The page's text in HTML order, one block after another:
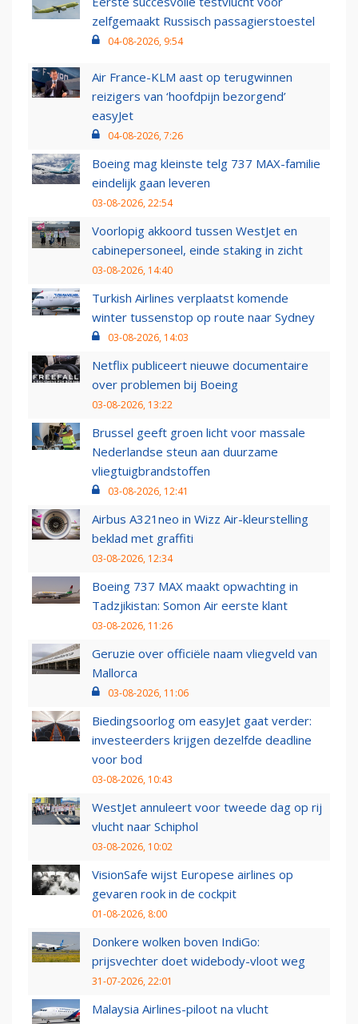
zelfgemaakt Russisch passagierstoestel
04-08-2026, 9:54
Air France-KLM aast op terugwinnen
reizigers van ‘hoofdpijn bezorgend’
easyJet
04-08-2026, 7:26
Boeing mag kleinste telg 737 MAX-familie
eindelijk gaan leveren
03-08-2026, 22:54
Voorlopig akkoord tussen WestJet en
cabinepersoneel, einde staking in zicht
03-08-2026, 14:40
Turkish Airlines verplaatst komende
winter tussenstop op route naar Sydney
03-08-2026, 14:03
Netflix publiceert nieuwe documentaire
over problemen bij Boeing
03-08-2026, 13:22
Brussel geeft groen licht voor massale
Nederlandse steun aan duurzame
vliegtuigbrandstoffen
03-08-2026, 12:41
Airbus A321neo in Wizz Air-kleurstelling
beklad met graffiti
03-08-2026, 12:34
Boeing 737 MAX maakt opwachting in
Tadzjikistan: Somon Air eerste klant
03-08-2026, 11:26
Geruzie over officiële naam vliegveld van
Mallorca
03-08-2026, 11:06
Biedingsoorlog om easyJet gaat verder:
investeerders krijgen dezelfde deadline
voor bod
03-08-2026, 10:43
WestJet annuleert voor tweede dag op rij
vlucht naar Schiphol
03-08-2026, 10:02
VisionSafe wijst Europese airlines op
gevaren rook in de cockpit
01-08-2026, 8:00
Donkere wolken boven IndiGo:
prijsvechter doet widebody-vloot weg
31-07-2026, 22:01
Malaysia Airlines-piloot na vlucht